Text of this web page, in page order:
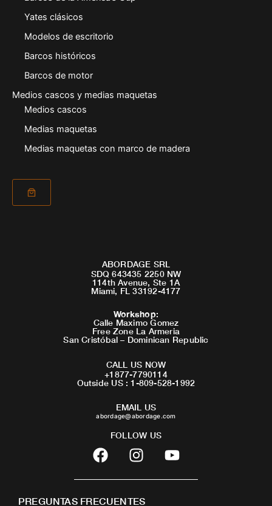
Yates clásicos
Modelos de escritorio
Barcos históricos
Barcos de motor
Medios cascos y medias maquetas
Medios cascos
Medias maquetas
Medias maquetas con marco de madera
ABORDAGE SRL
SDQ 643435 2250 NW
114th Avenue, Ste 1A
Miami, FL 33192-4177
Workshop:
Calle Maximo Gomez
Free Zone La Armeria
San Cristóbal – Dominican Republic
CALL US NOW
+1877-7790114
Outside US : 1-809-528-1992
EMAIL US
abordage@abordage.com
FOLLOW US
F
a
c
I
n
s
Y
o
u
PREGUNTAS FRECUENTES